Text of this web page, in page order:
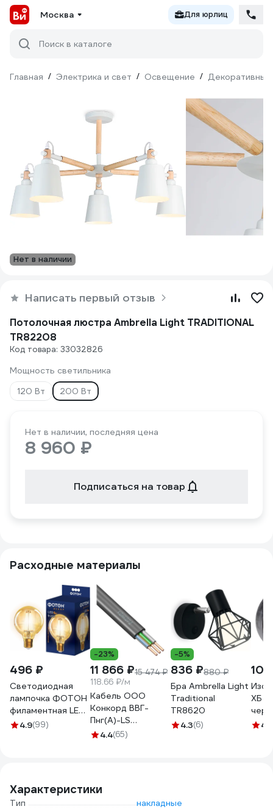
Москва Для юрлиц
Поиск в каталоге
Главная / Электрика и свет / Освещение / Декоративный
Нет в наличии
Написать первый отзыв
Потолочная люстра Ambrella Light TRADITIONAL
TR82208
Код товара: 33032826
Мощность светильника
120 Вт
200 Вт
Нет в наличии, последняя цена
8 960 ₽
Подписаться на товар
Расходные материалы
496 ₽
Светодиодная
лампочка ФОТОН
филаментная LED
FL G95 6Вт E27
4.9(99)
-23%
11 866 ₽15 474 ₽
118.66 ₽/м
Кабель ООО
Конкорд ВВГ-
Пнг(А)-LS
3x2,5ок(N, PE) -
4.4(65)
-5%
836 ₽880 ₽
Бра Ambrella Light
Traditional
TR8620
4.3(6)
ХБ
4.1
Характеристики
Тип
накладные